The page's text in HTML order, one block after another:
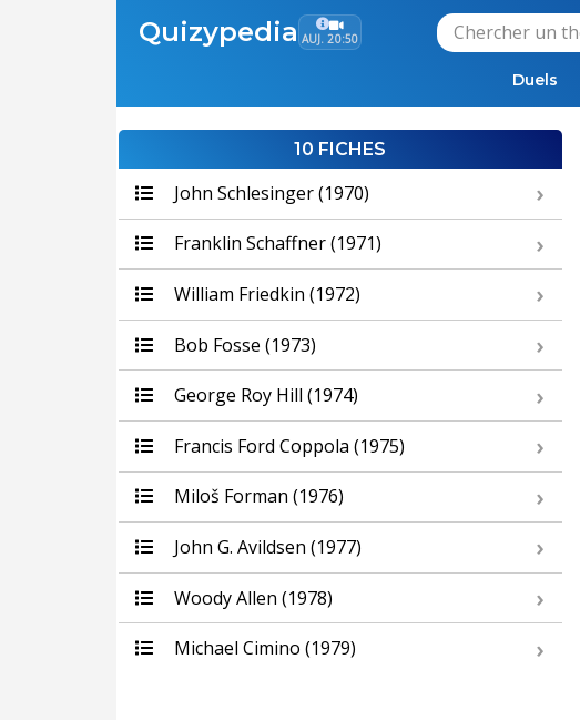
Quizypedia AUJ. 20:50
Duels
10 FICHES
John Schlesinger (1970)
Franklin Schaffner (1971)
William Friedkin (1972)
Bob Fosse (1973)
George Roy Hill (1974)
Francis Ford Coppola (1975)
Miloš Forman (1976)
John G. Avildsen (1977)
Woody Allen (1978)
Michael Cimino (1979)